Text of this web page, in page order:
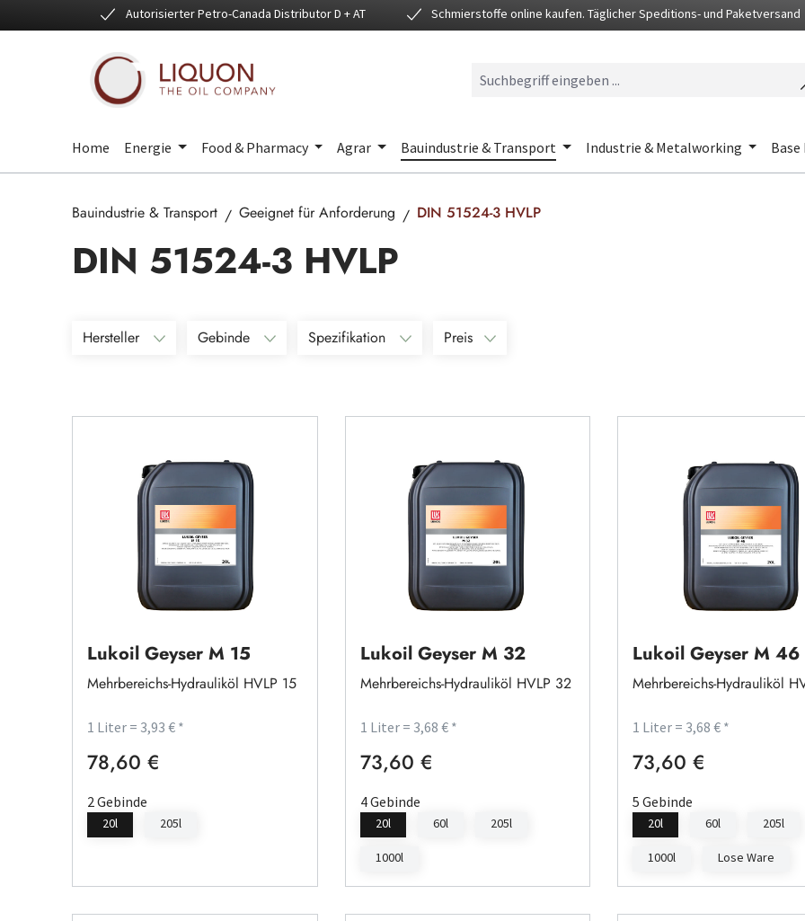
Hauptinhalt springen
Zur Suche springen
Zur Hauptnavigation springenAutorisierter Petro-Canada Distributor D + AT Schmierstoffe online kaufen. Täglicher Speditions- und Paketversand
Home Energie Food & Pharmacy Agrar Bauindustrie & Transport Industrie & Metalworking
Bauindustrie & Transport Geeignet für Anforderung DIN 51524-3 HVLP
DIN 51524-3 HVLP
Hersteller Gebinde Spezifikation Preis
Lukoil Geyser M 15
Mehrbereichs-Hydrauliköl HVLP 15
1 Liter = 3,93 € *
Regulärer Preis:
78,60 €
2 Gebinde
20l 205l
Lukoil Geyser M 32
Mehrbereichs-Hydrauliköl HVLP 32
1 Liter = 3,68 € *
Regulärer Preis:
73,60 €
4 Gebinde
20l 60l 205l
1000l
Lukoil Geyser M 46
Mehrbereichs-Hydrauliköl
1 Liter = 3,68 € *
Regulärer Preis:
73,60 €
5 Gebinde
20l 60l 205l
1000l Lose Ware